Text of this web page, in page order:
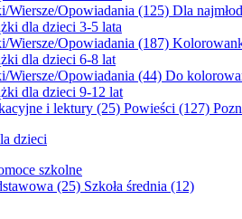
Wiersze/Opowiadania (125) Dla
dla dzieci 3-5 lata
Wiersze/Opowiadania (187)
dla dzieci 6-8 lat
Wiersze/Opowiadania (44) Do
dla dzieci 9-12 lat
i lektury (25) Powieści (127)
szkolne
(25) Szkoła średnia (12)